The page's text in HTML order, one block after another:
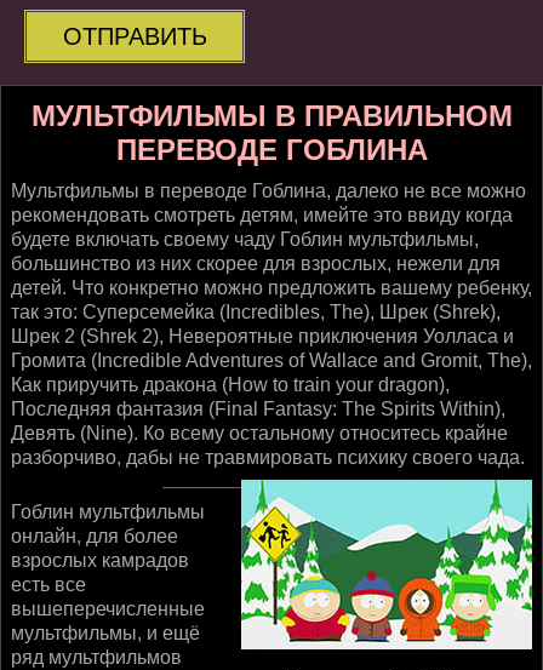
ОТПРАВИТЬ
МУЛЬТФИЛЬМЫ В ПРАВИЛЬНОМ
ПЕРЕВОДЕ ГОБЛИНА
Мультфильмы в переводе Гоблина, далеко не все можно
рекомендовать смотреть детям, имейте это ввиду когда
будете включать своему чаду Гоблин мультфильмы,
большинство из них скорее для взрослых, нежели для
детей. Что конкретно можно предложить вашему ребенку,
так это: Суперсемейка (Incredibles, The), Шрек (Shrek),
Шрек 2 (Shrek 2), Невероятные приключения Уолласа и
Громита (Incredible Adventures of Wallace and Gromit, The),
Как приручить дракона (How to train your dragon),
Последняя фантазия (Final Fantasy: The Spirits Within),
Девять (Nine). Ко всему остальному относитесь крайне
разборчиво, дабы не травмировать психику своего чада.
Гоблин мультфильмы
онлайн, для более
взрослых камрадов
есть все
вышеперечисленные
мультфильмы, и ещё
ряд мультфильмов